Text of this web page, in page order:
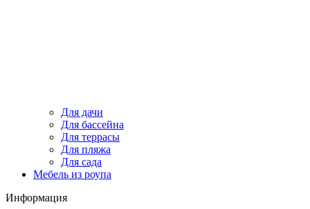
Для дачи
Для бассейна
Для террасы
Для пляжа
Для сада
Мебель из роупа
Информация